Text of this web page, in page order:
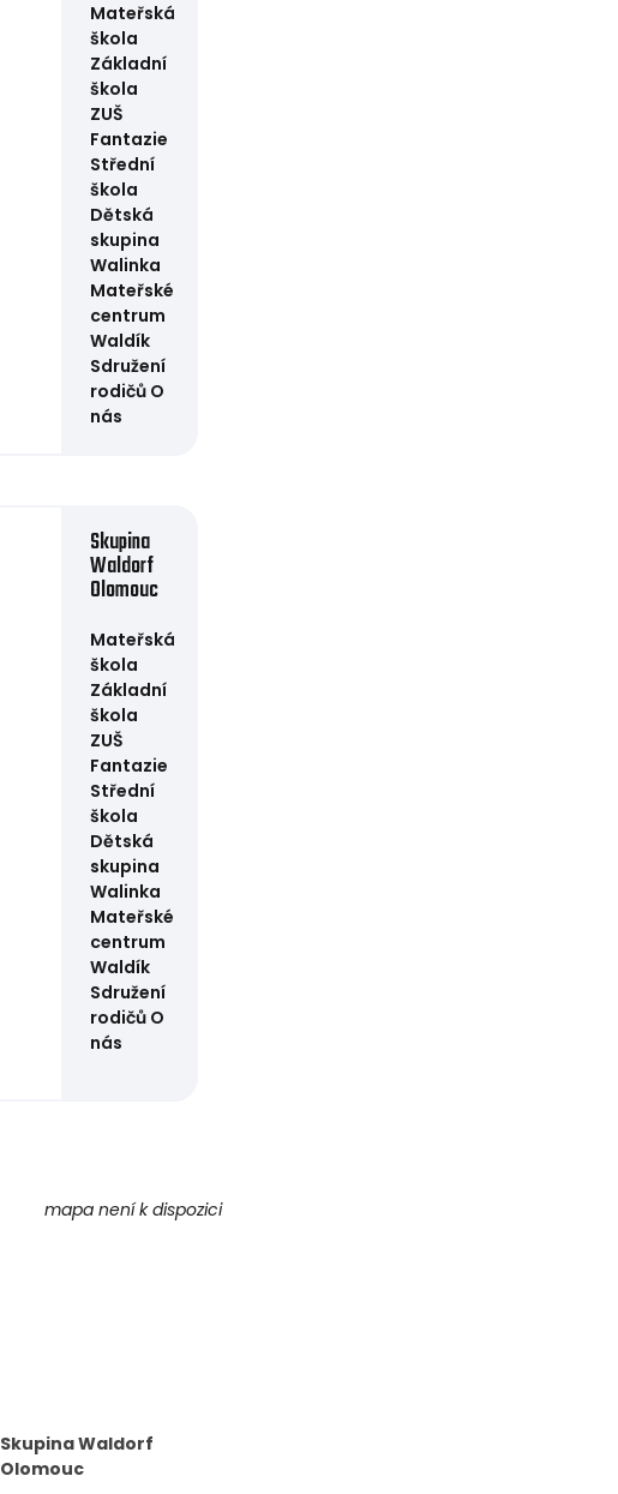
Mateřská
škola
Základní
škola
ZUŠ
Fantazie
Střední
škola
Dětská
skupina
Walinka
Mateřské
centrum
Waldík
Sdružení
rodičů O
nás
Skupina
Waldorf
Olomouc
Mateřská
škola
Základní
škola
ZUŠ
Fantazie
Střední
škola
Dětská
skupina
Walinka
Mateřské
centrum
Waldík
Sdružení
rodičů O
nás
mapa není k dispozici
Skupina Waldorf
Olomouc